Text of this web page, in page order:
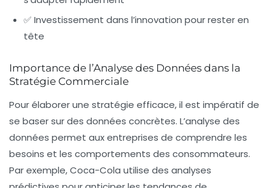
✅ Investissement dans l’innovation pour rester en
tête
Importance de l’Analyse des Données dans la
Stratégie Commerciale
Pour élaborer une stratégie efficace, il est impératif de
se baser sur des données concrètes. L’analyse des
données permet aux entreprises de comprendre les
besoins et les comportements des consommateurs.
Par exemple, Coca-Cola utilise des analyses